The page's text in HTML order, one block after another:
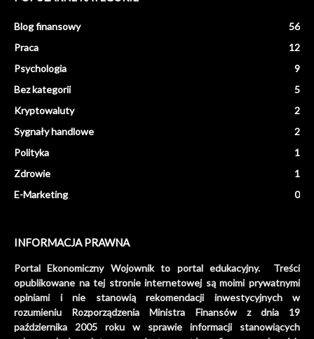
Blog finansowy
56
Praca
12
Psychologia
9
Bez kategorii
5
Kryptowaluty
2
Sygnały handlowe
2
Polityka
1
Zdrowie
1
E-Marketing
0
INFORMACJA PRAWNA
Portal Ekonomiczny Wojownik to portal edukacyjny. Treści
opublikowane na tej stronie internetowej są moimi prywatnymi
opiniami i nie stanowią rekomendacji inwestycyjnych w
rozumieniu Rozporządzenia Ministra Finansów z dnia 19
października 2005 roku w sprawie informacji stanowiących